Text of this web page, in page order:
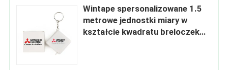
Wintape spersonalizowane 1.5
metrowe jednostki miary w
kształcie kwadratu breloczek